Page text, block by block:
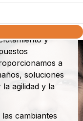
el mundo,
y
a
soluciones
agilidad y la
cambiantes